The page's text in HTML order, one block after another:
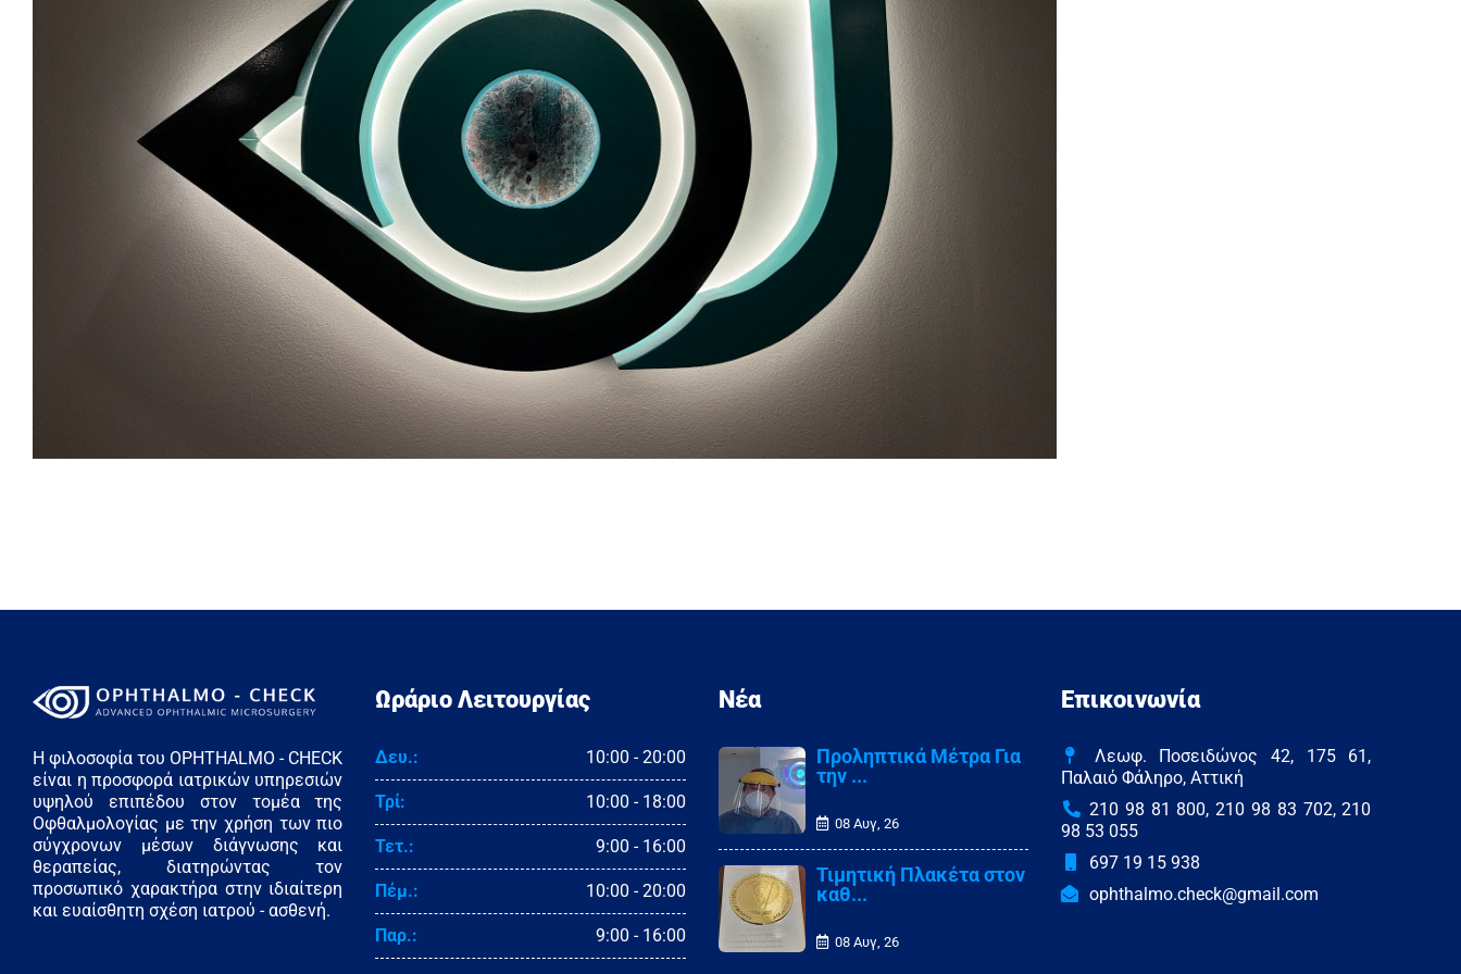
Με αυτό τον τρόπο εξοικονομούν χρήματα, έχοντας ταυτόχρονα περίθαλψη υψηλών προδιαγραφών σε ένα από τα
μεγαλύτερα θεραπευτικά ιδρύματα της χώρας μας.
Το Κέντρο μας είναι πιστοποιημένο από τον ΕΟΠΠΥΥ για συνταγογράφηση φαρμάκων και γυαλιών οράσεως.
H φιλοσοφία του OPHTHALMO - CHECK
είναι η προσφορά ιατρικών υπηρεσιών
υψηλού επιπέδου στον τομέα της
Οφθαλμολογίας με την χρήση των πιο
σύγχρονων μέσων διάγνωσης και
θεραπείας, διατηρώντας τον
προσωπικό χαρακτήρα στην ιδιαίτερη
και ευαίσθητη σχέση ιατρού - ασθενή.
Ωράριο Λειτουργίας
Δευ.: 10:00 - 20:00
Τρί: 10:00 - 18:00
Τετ.: 9:00 - 16:00
Πέμ.: 10:00 - 20:00
Παρ.: 9:00 - 16:00
Νέα
Προληπτικά Μέτρα Για
την ...
08 Αυγ, 26
Τιμητική Πλακέτα στον
καθ...
08 Αυγ, 26
Επικοινωνία
Λεωφ. Ποσειδώνος 42, 175 61,
Παλαιό Φάληρο, Αττική
210 98 81 800, 210 98 83 702, 210
98 53 055
697 19 15 938
ophthalmo.check@gmail.com